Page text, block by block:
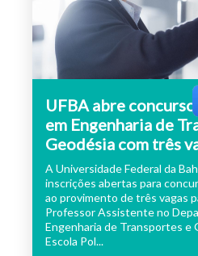
UFBA abre
em Engenharia de
Geodésia com três
A Universidade Federal da
inscrições abertas para
ao provimento de três vagas
Professor Assistente no
Engenharia de Transportes e
Escola Pol...